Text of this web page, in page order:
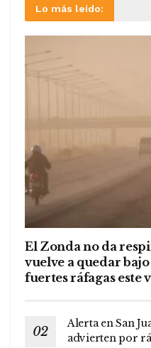
Lo más leído:
El Zonda no da
vuelve a quedar
fuertes ráfagas este
Alerta en San
advierten por